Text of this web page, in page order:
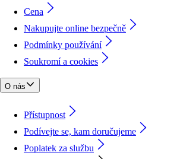
Cena
Nakupujte online bezpečně
Podmínky používání
Soukromí a cookies
O nás
Přístupnost
Podívejte se, kam doručujeme
Poplatek za službu